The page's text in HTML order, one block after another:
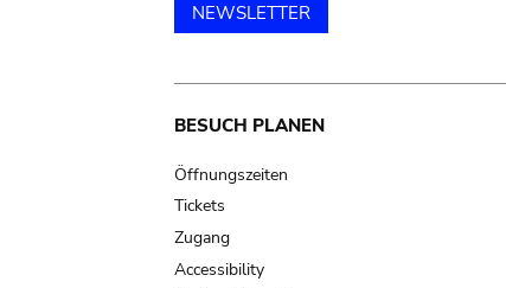
NEWSLETTER
Main
navigation
BESUCH PLANEN
Öffnungszeiten
Tickets
Zugang
Accessibility